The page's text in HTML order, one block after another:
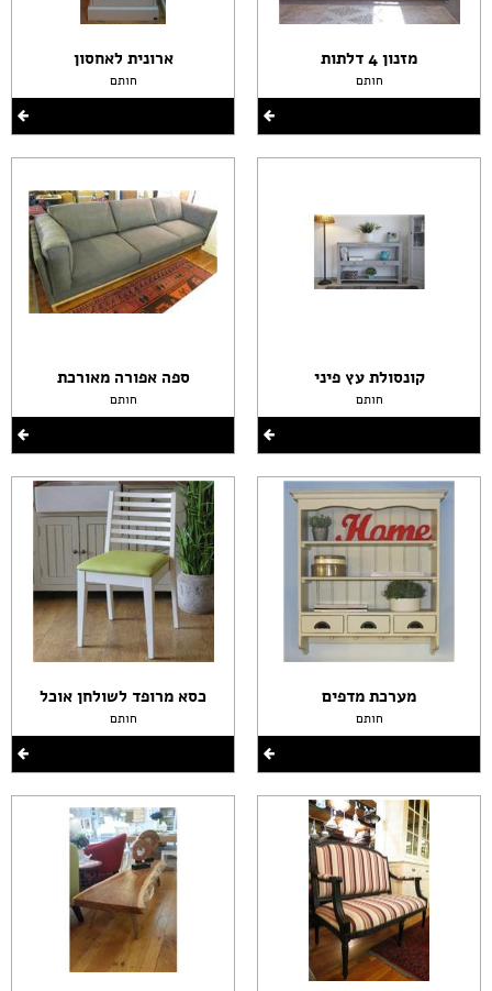
מזנון 4 דלתות
חותם
קונסולת עץ פיני
חותם
מערכת מדפים
חותם
ארונית לאחסון
חותם
ספה אפורה מאורכת
חותם
כסא מרופד לשולחן אוכל
חותם